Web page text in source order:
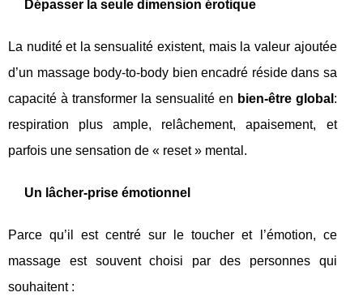
Dépasser la seule dimension érotique
La nudité et la sensualité existent, mais la valeur ajoutée
d’un massage body-to-body bien encadré réside dans sa
capacité à transformer la sensualité en bien-être global :
respiration plus ample, relâchement, apaisement, et
parfois une sensation de « reset » mental.
Un lâcher-prise émotionnel
Parce qu’il est centré sur le toucher et l’émotion, ce
massage est souvent choisi par des personnes qui
souhaitent :